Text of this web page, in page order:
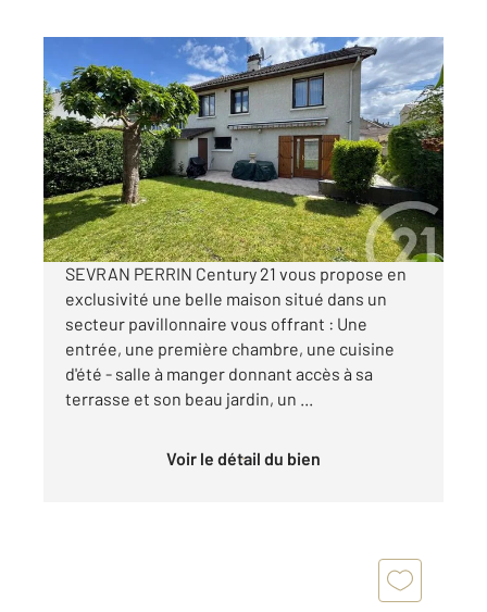
SEVRAN 93
108,65 m2, 5 pièces
Ref : 19632
Maison à vendre
299 900 €
Visiter le site dédié
SEVRAN PERRIN Century 21 vous propose en
exclusivité une belle maison situé dans un
secteur pavillonnaire vous offrant : Une
entrée, une première chambre, une cuisine
d'été - salle à manger donnant accès à sa
terrasse et son beau jardin, un ...
Voir le détail du bien